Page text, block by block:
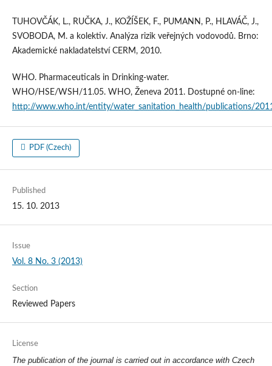
TUHOVČÁK, L., RUČKA, J., KOŽÍŠEK, F., PUMANN, P., HLAVÁČ, J.,
SVOBODA, M. a kolektiv. Analýza rizik veřejných vodovodů. Brno:
Akademické nakladatelství CERM, 2010.
WHO. Pharmaceuticals in Drinking-water.
WHO/HSE/WSH/11.05. WHO, Ženeva 2011. Dostupné on-line:
http://www.who.int/entity/water_sanitation_health/publications/
PDF (Czech)
Published
15. 10. 2013
Issue
Vol. 8 No. 3 (2013)
Section
Reviewed Papers
License
The publication of the journal is carried out in accordance with Czech